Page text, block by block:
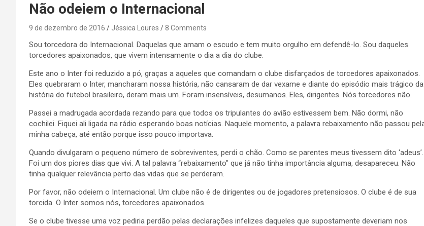
Não odeiem o Internacional
9 de dezembro de 2016 Jéssica Loures 8 Comments
Sou torcedora do Internacional. Daquelas que amam o escudo e tem muito orgulho em defendê-lo. Sou daqueles
torcedores apaixonados, que vivem intensamente o dia a dia do clube.
Este ano o Inter foi reduzido a pó, graças a aqueles que comandam o clube disfarçados de torcedores apaixonados.
Eles quebraram o Inter, mancharam nossa história, não cansaram de dar vexame e diante do episódio mais trágico da
história do futebol brasileiro, deram mais um. Foram insensíveis, desumanos. Eles, dirigentes. Nós torcedores não.
Passei a madrugada acordada rezando para que todos os tripulantes do avião estivessem bem. Não dormi, não
cochilei. Fiquei ali ligada na rádio esperando boas notícias. Naquele momento, a palavra rebaixamento não passou
minha cabeça, até então porque isso pouco importava.
Quando divulgaram o pequeno número de sobreviventes, perdi o chão. Como se parentes meus tivessem dito ‘adeus’.
Foi um dos piores dias que vivi. A tal palavra “rebaixamento” que já não tinha importância alguma, desapareceu. Não
tinha qualquer relevância perto das vidas que se perderam.
Por favor, não odeiem o Internacional. Um clube não é de dirigentes ou de jogadores pretensiosos. O clube é de sua
torcida. O Inter somos nós, torcedores apaixonados.
Se o clube tivesse uma voz pediria perdão pelas declarações infelizes daqueles que supostamente deveriam nos